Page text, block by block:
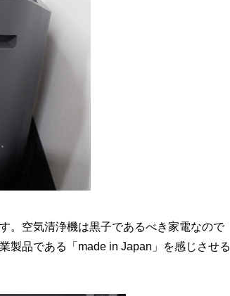
。空気清浄機は黒子であるべき家電なので
製品である「made in Japan」を感じさせる